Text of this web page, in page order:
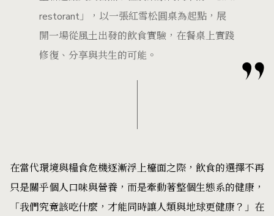
restorant」，以一張紅雪松圓桌為起點，展
開一場從風土出發的飲食實驗，在餐桌上實踐
修復、分享與共生的可能。
在當代環境與糧食危機逐漸浮上檯面之際，飲食的選擇不再
只是關乎個人口味與營養，而是牽動著整個生態系的健康，
「我們究竟該吃什麼，才能同時讓人類與地球更健康？」在